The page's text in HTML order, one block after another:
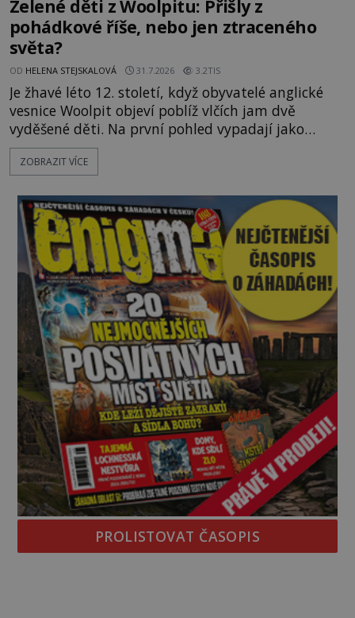
Zelené děti z Woolpitu: Přišly z
pohádkové říše, nebo jen ztraceného
světa?
OD HELENA STEJSKALOVÁ 31.7.2026 3.2TIS
Je žhavé léto 12. století, když obyvatelé anglické
vesnice Woolpit objeví poblíž vlčích jam dvě
vyděšené děti. Na první pohled vypadají jako
každé jiné, až na jednu děsivou výjimku. Jejich
kůže má nazelenalý odstín, mluví
kromě syrových bobů. Příběh se rychle stává
jednou z největších záhad středověké Anglie a ani
po téměř devíti stech letech není
ZOBRAZIT VÍCE
PROLISTOVAT ČASOPIS